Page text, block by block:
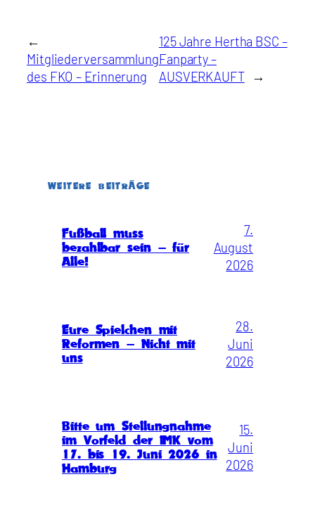
←
Mitgliederversammlung
des FKO – Erinnerung
125 Jahre Hertha BSC –
Fanparty –
AUSVERKAUFT →
WEITERE BEITRÄGE
Fußball muss
bezahlbar sein – für
Alle!
7.
August
2026
Eure Spielchen mit
Reformen – Nicht mit
uns
28.
Juni
2026
Bitte um Stellungnahme
im Vorfeld der IMK vom
17. bis 19. Juni 2026 in
Hamburg
15.
Juni
2026